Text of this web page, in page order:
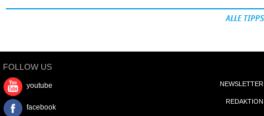
ALLE TIPPS
FOLLOW US
youtube
facebook
NEWSLETTER
REDAKTION